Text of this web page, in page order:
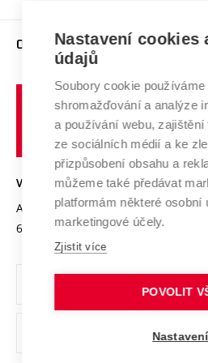
Brno
E-přihláška
Závěrečné práce
Doktorské studium
Studium bez bariér
Podpora podnikání
Mezinárodní vědecká rada
Systém zajišťování kvality výzkumu
Výzkumné infrastruktury
Transfer znalostí
Open Science
Projekty
Projekty ze strukturálních fondů
Specifický výzkum
Zahraniční spolupráce
Spolupráce se školami
Služby univerzity
Mezinárodní dohody
Univerzitní sítě
O UNIVERZITĚ
Profil univerzity
Udržitelná univerzita
Podnikavá univerzita / ContriBUTe
Bezpečná univerzita
Vyznamenání
Organizační struktura
Ochrana osobních údajů
odkaz)
VYSOKÉ UČENÍ TECHNICKÉ V BRNĚ
Antonínská 548/1
602 00 Brno
www.vut.cz
vut@vutbr.cz
Nastavení cookies
údajů
Soubory cookie používáme
shromažďování a analýze
a používání webu,
ze sociálních médií a ke
přizpůsobení obsahu a
můžeme také předávat
platformám některé osobní
marketingové účely.
Zjistit více
POVOLIT
Nastavení